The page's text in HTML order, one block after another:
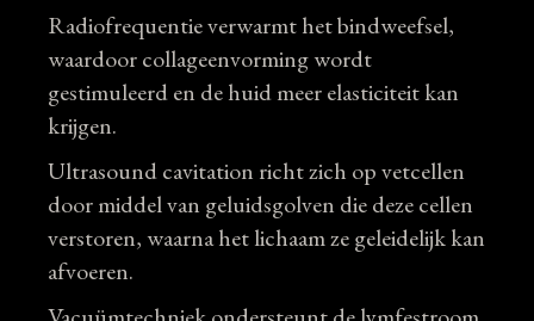
Radiofrequentie verwarmt het bindweefsel,
waardoor collageenvorming wordt
gestimuleerd en de huid meer elasticiteit kan
krijgen.
Ultrasound cavitation richt zich op vetcellen
door middel van geluidsgolven die deze cellen
verstoren, waarna het lichaam ze geleidelijk kan
afvoeren.